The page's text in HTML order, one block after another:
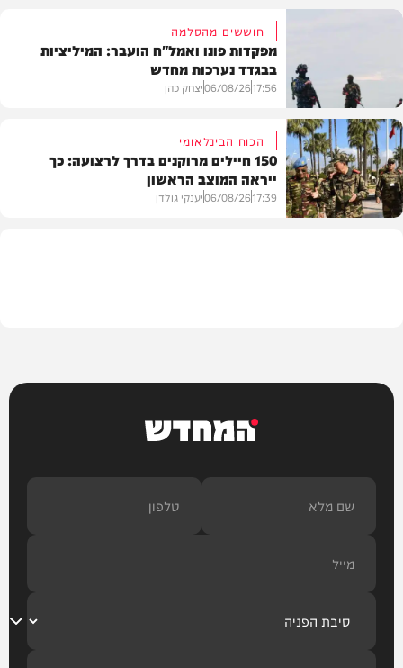
בעולם
חוששים מהסלמה
מפקדות פונו ואמל"ח הועבר: המיליציות
בבגדד נערכות מחדש
17:56
06/08/26יצחק כהן
הכוח הבינלאומי
150 חיילים מרוקנים בדרך לרצועה: כך
ייראה המוצב הראשון
17:39
06/08/26יענקי גולדן
המחדש